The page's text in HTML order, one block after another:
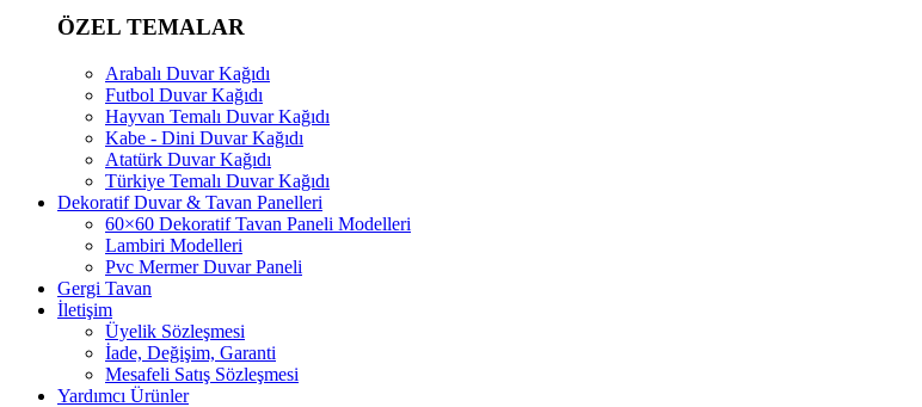
ÖZEL TEMALAR
Arabalı Duvar Kağıdı
Futbol Duvar Kağıdı
Hayvan Temalı Duvar Kağıdı
Kabe - Dini Duvar Kağıdı
Atatürk Duvar Kağıdı
Türkiye Temalı Duvar Kağıdı
Dekoratif Duvar & Tavan Panelleri
60×60 Dekoratif Tavan Paneli Modelleri
Lambiri Modelleri
Pvc Mermer Duvar Paneli
Gergi Tavan
İletişim
Üyelik Sözleşmesi
İade, Değişim, Garanti
Mesafeli Satış Sözleşmesi
Yardımcı Ürünler